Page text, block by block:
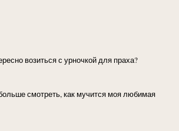
возиться с урночкой для праха?
смотреть, как мучится моя любимая